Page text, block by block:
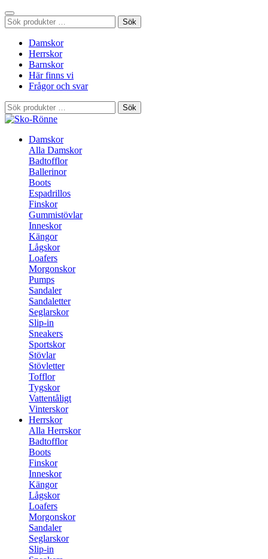
Sök
efter:
Sök
Damskor
Herrskor
Barnskor
Här finns vi
Frågor och svar
Sök
efter:
Sök
Damskor
Alla Damskor
Badtofflor
Ballerinor
Boots
Espadrillos
Finskor
Gummistövlar
Inneskor
Kängor
Lågskor
Loafers
Morgonskor
Pumps
Sandaler
Sandaletter
Seglarskor
Slip-in
Sneakers
Sportskor
Stövlar
Stövletter
Tofflor
Tygskor
Vattentåligt
Vinterskor
Herrskor
Alla Herrskor
Badtofflor
Boots
Finskor
Inneskor
Kängor
Lågskor
Loafers
Morgonskor
Sandaler
Seglarskor
Slip-in